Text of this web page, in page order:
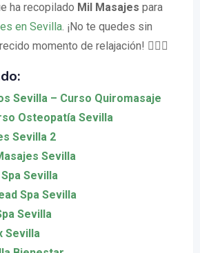
ha recopilado Mil Masajes para
en Sevilla. ¡No te quedes sin
momento de relajación! 🧖‍♀️✨
Sevilla – Curso Quiromasaje
Osteopatía Sevilla
Sevilla 2
Sevilla
Sevilla
Spa Sevilla
Sevilla
Sevilla